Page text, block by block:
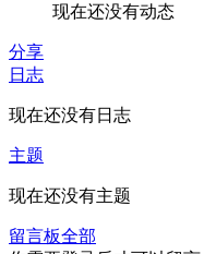
现在还没有动态
分享
日志
现在还没有日志
主题
现在还没有主题
留言板全部